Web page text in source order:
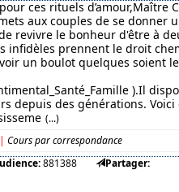
ces rituels d’amour,Maître
aux couples de se donner
revivre le bonheur d'être à
infidèles prennent le droit
un boulot quelques soient
).Il
depuis des générations. Voici
(...)
| Cours par correspondance
881388 Partager: